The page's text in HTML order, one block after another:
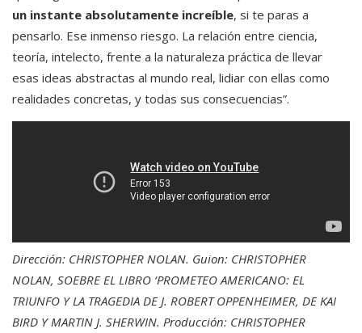
un instante absolutamente increíble, si te paras a
pensarlo. Ese inmenso riesgo. La relación entre ciencia,
teoría, intelecto, frente a la naturaleza práctica de llevar
esas ideas abstractas al mundo real, lidiar con ellas como
realidades concretas, y todas sus consecuencias”.
Dirección: CHRISTOPHER NOLAN. Guion: CHRISTOPHER
NOLAN, SOEBRE EL LIBRO ‘PROMETEO AMERICANO: EL
TRIUNFO Y LA TRAGEDIA DE J. ROBERT OPPENHEIMER, DE KAI
BIRD Y MARTIN J. SHERWIN. Producción: CHRISTOPHER